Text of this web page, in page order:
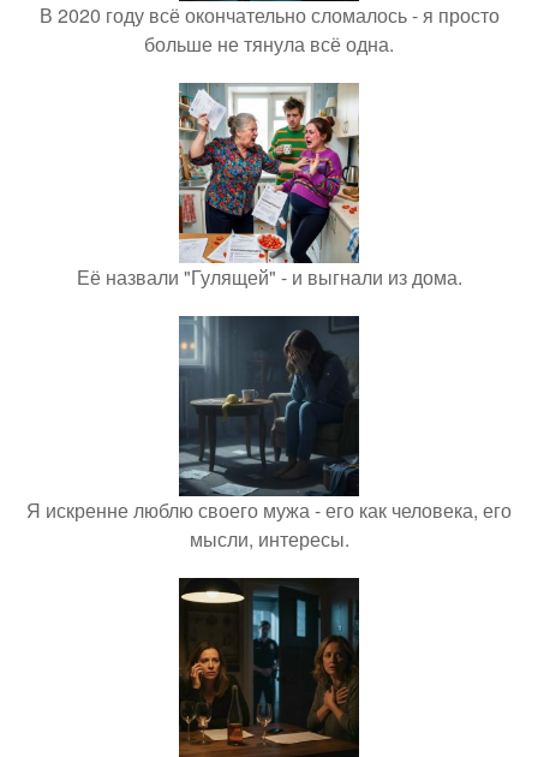
В 2020 году всё окончательно сломалось - я просто
больше не тянула всё одна.
Её назвали "Гулящей" - и выгнали из дома.
Я искренне люблю своего мужа - его как человека, его
мысли, интересы.